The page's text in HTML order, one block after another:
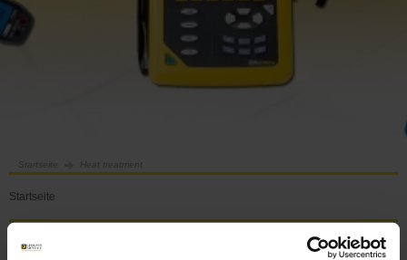
Startseite Heat treatment
Startseite
Heat treatment